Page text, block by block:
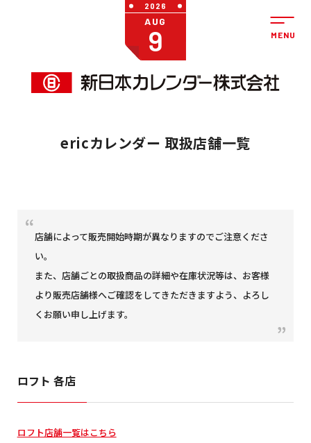
2026
AUG
9
ericカレンダー 取扱店舗一覧
店舗によって販売開始時期が異なりますのでご注意くださ
い。
また、店舗ごとの取扱商品の詳細や在庫状況等は、お客様
より販売店舗様へご確認をしてきただきますよう、よろし
くお願い申し上げます。
ロフト 各店
ロフト店舗一覧はこちら